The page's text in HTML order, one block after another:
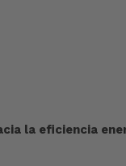
la eficiencia